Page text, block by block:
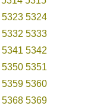
5323 5324
5332 5333
5341 5342
5350 5351
5359 5360
5368 5369